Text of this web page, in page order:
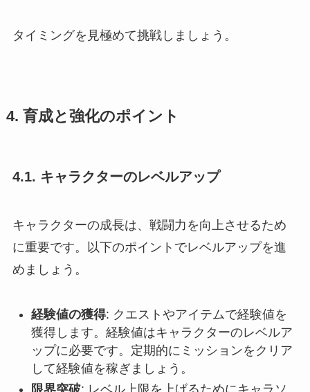
タイミングを見極めて挑戦しましょう。
4. 育成と強化のポイント
4.1. キャラクターのレベルアップ
キャラクターの成長は、戦闘力を向上させるため
に重要です。以下のポイントでレベルアップを進
めましょう。
経験値の獲得: クエストやアイテムで経験値を
獲得します。経験値はキャラクターのレベルア
ップに必要です。定期的にミッションをクリア
して経験値を稼ぎましょう。